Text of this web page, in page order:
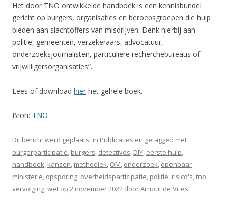
Het door TNO ontwikkelde handboek is een kennisbundel
gericht op burgers, organisaties en beroepsgroepen die hulp
bieden aan slachtoffers van misdrijven. Denk hierbij aan
politie, gemeenten, verzekeraars, advocatuur,
onderzoeksjournalisten, particuliere recherchebureaus of
vrijwilligersorganisaties”.
Lees of download hier het gehele boek.
Bron: TNO
Dit bericht werd geplaatst in Publicaties en getagged met
burgerparticipatie, burgers, detectives, DIY, eerste hulp,
handboek, kansen, methodiek, OM, onderzoek, openbaar
ministerie, opsporing, overheidsparticipatie, politie, risico's,tno,
vervolging,wet op 2 november 2022 doorArnout de Vries.